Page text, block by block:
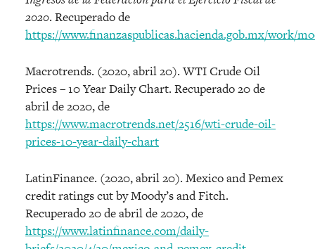
2020. Recuperado de
https://www.finanzaspublicas.hacienda.gob.mx/work/
Macrotrends. (2020, abril 20). WTI Crude Oil
Prices – 10 Year Daily Chart. Recuperado 20 de
abril de 2020, de
https://www.macrotrends.net/2516/wti-crude-oil-
prices-10-year-daily-chart
LatinFinance. (2020, abril 20). Mexico and Pemex
credit ratings cut by Moody’s and Fitch.
Recuperado 20 de abril de 2020, de
https://www.latinfinance.com/daily-